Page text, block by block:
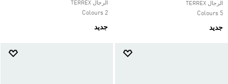
الرجال TERREX
5 Colours
جديد
الرجال TERREX
2 Colours
جديد